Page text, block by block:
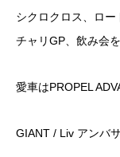
シクロクロス、ロ
チャリGP、飲み会
愛車はPROPEL
GIANT / Liv アンバ